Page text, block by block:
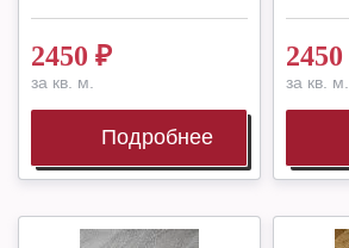
2450 ₽
за кв. м.
Подробнее
2450
за кв. м.